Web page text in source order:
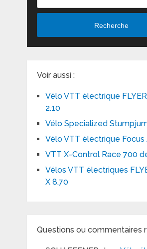
Recherche
Voir aussi :
Vélo VTT électrique
2.10
Vélo Specialized
Vélo VTT électrique Focus
VTT X-Control Race 700
Vélos VTT électriques
X 8.70
Questions ou commentaires